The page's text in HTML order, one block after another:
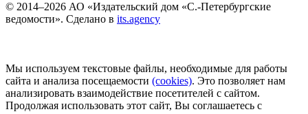
© 2014–2026 АО «Издательский дом «С.-Петербургские
ведомости». Сделано в its.agency
Мы используем текстовые файлы, необходимые для работы
сайта и анализа посещаемости (сookies). Это позволяет нам
анализировать взаимодействие посетителей с сайтом.
Продолжая использовать этот сайт, Вы соглашаетесь с